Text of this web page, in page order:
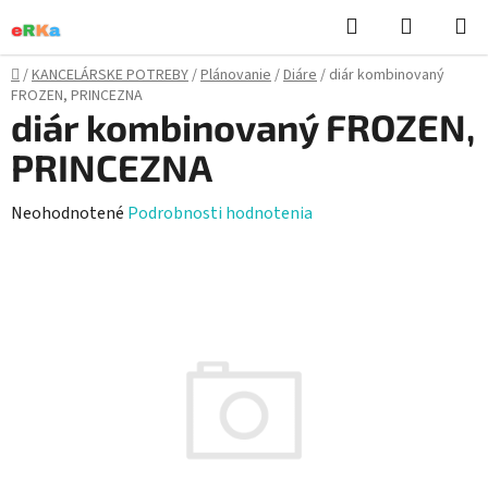
na
obsah
Hľadať
KOŠÍK
Domov
/KANCELÁRSKE POTREBY/Plánovanie/Diáre/ diár kombinovaný
FROZEN, PRINCEZNA
diár kombinovaný FROZEN,
PRINCEZNA
Priemerné
Neohodnotené Podrobnosti hodnotenia